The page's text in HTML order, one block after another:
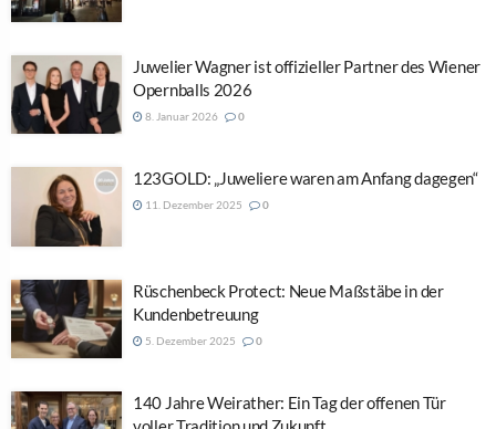
Juwelier Wagner ist offizieller Partner des Wiener
Opernballs 2026
8. Januar 2026 0
123GOLD: „Juweliere waren am Anfang dagegen“
11. Dezember 2025 0
Rüschenbeck Protect: Neue Maßstäbe in der
Kundenbetreuung
5. Dezember 2025 0
140 Jahre Weirather: Ein Tag der offenen Tür